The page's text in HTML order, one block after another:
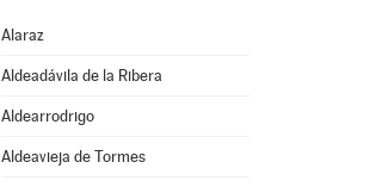
Alaraz
Aldeadávila de la Ribera
Aldearrodrigo
Aldeavieja de Tormes